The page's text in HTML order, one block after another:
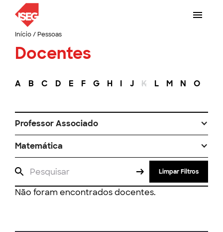
Início/ Pessoas
Docentes
A B C D E F G H I J K L M N O
Professor Associado
Matemática
Limpar Filtros
Não foram encontrados docentes.